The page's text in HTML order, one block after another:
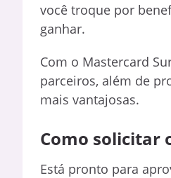
você troque por
ganhar.
Com o Mastercard
parceiros, além de
mais vantajosas.
Como solicitar
Está pronto para